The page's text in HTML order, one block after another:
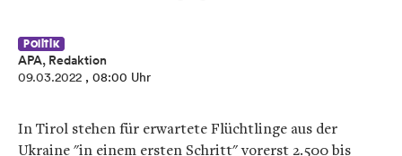
Politik
APA, Redaktion
09.03.2022 , 08:00 Uhr
In Tirol stehen für erwartete Flüchtlinge aus der
Ukraine "in einem ersten Schritt" vorerst 2.500 bis